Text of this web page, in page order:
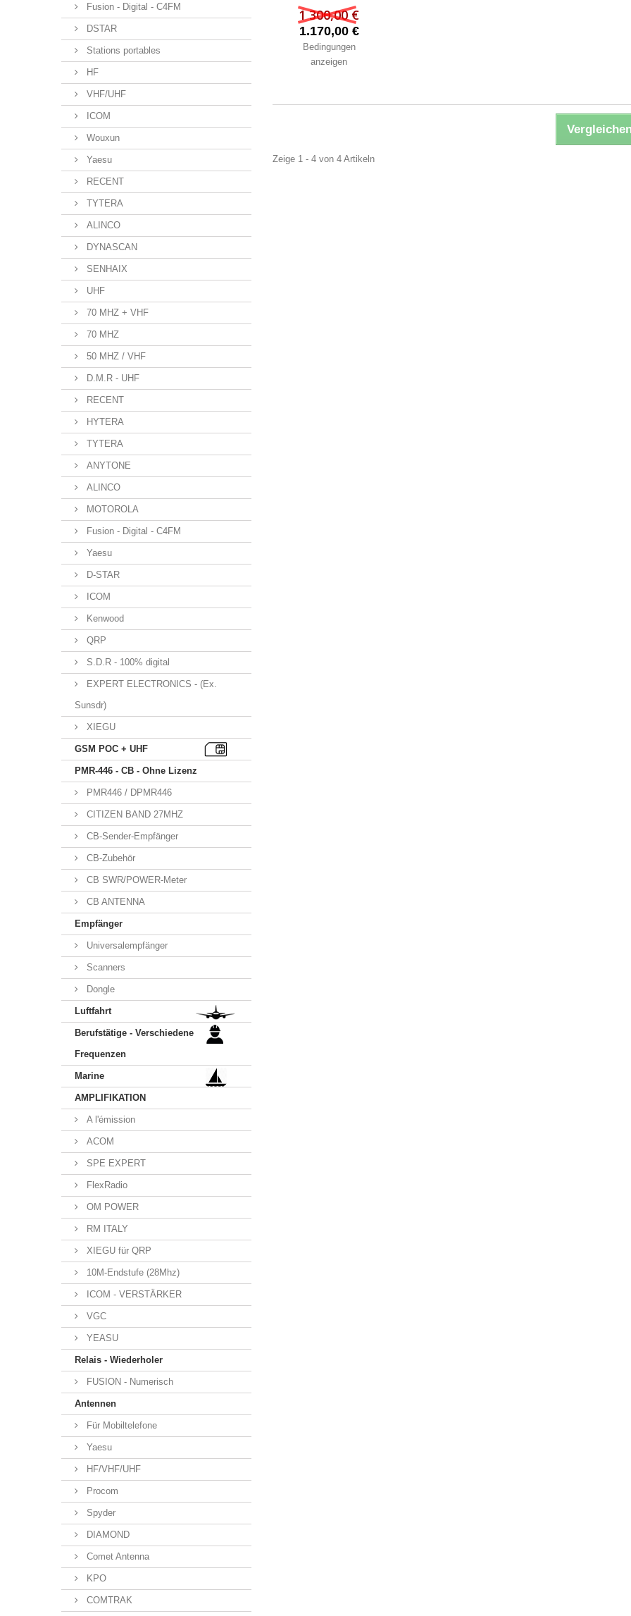
Fusion - Digital - C4FM
DSTAR
Stations portables
HF
VHF/UHF
ICOM
Wouxun
Yaesu
RECENT
TYTERA
ALINCO
DYNASCAN
SENHAIX
UHF
70 MHZ + VHF
70 MHZ
50 MHZ / VHF
D.M.R - UHF
RECENT
HYTERA
TYTERA
ANYTONE
ALINCO
MOTOROLA
Fusion - Digital - C4FM
Yaesu
D-STAR
ICOM
Kenwood
QRP
S.D.R - 100% digital
EXPERT ELECTRONICS - (Ex.
Sunsdr)
XIEGU
GSM POC + UHF
PMR-446 - CB - Ohne Lizenz
PMR446 / DPMR446
CITIZEN BAND 27MHZ
CB-Sender-Empfänger
CB-Zubehör
CB SWR/POWER-Meter
CB ANTENNA
Empfänger
Universalempfänger
Scanners
Dongle
Luftfahrt
Berufstätige - Verschiedene
Frequenzen
Marine
AMPLIFIKATION
A l'émission
ACOM
SPE EXPERT
FlexRadio
OM POWER
RM ITALY
XIEGU für QRP
10M-Endstufe (28Mhz)
ICOM - VERSTÄRKER
VGC
YEASU
Relais - Wiederholer
FUSION - Numerisch
Antennen
Für Mobiltelefone
Yaesu
HF/VHF/UHF
Procom
Spyder
DIAMOND
Comet Antenna
KPO
COMTRAK
1 300,00 €
1.170,00 €
Bedingungen
anzeigen
Zeige 1 - 4 von 4 Artikeln